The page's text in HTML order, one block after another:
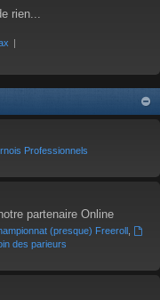
rien...
Professionnels
partenaire Online
(presque) Freeroll,
des parieurs